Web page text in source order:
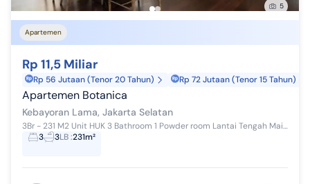
5
Apartemen
Rp 11,5 Miliar
Rp 56 Jutaan (Tenor 20 Tahun) Rp 72 Jutaan (Tenor 15 Tahun)
Apartemen Botanica
Kebayoran Lama, Jakarta Selatan
3Br - 231 M2 Unit HUK 3 Bathroom 1 Powder room Lantai Tengah Maidroom Semi Furnished Bagus Dinding Panel Lantai Parquet 2 Parking Lot Ha...
3
3LB:231m²